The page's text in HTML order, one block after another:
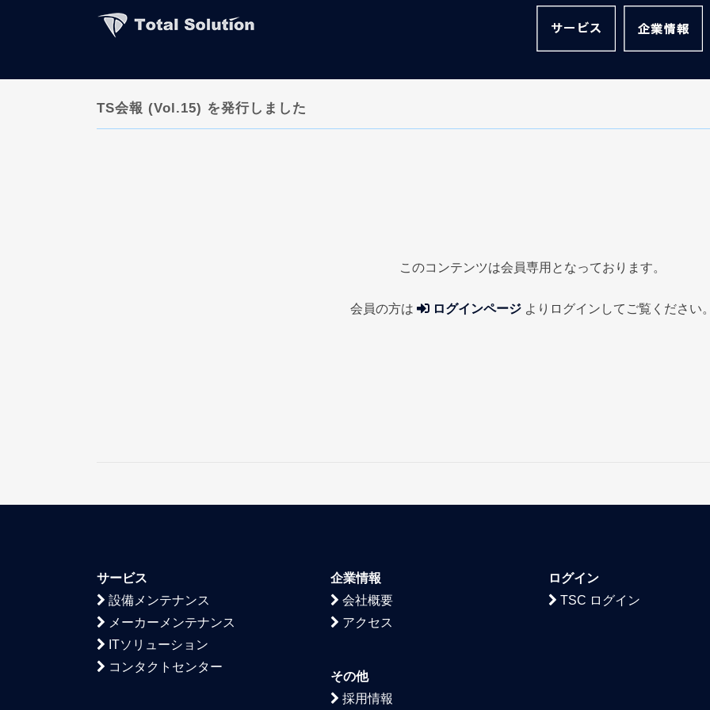
TS会報 (Vol.15) を発行しました
このコンテンツは会員専用となっております。
会員の方は ログインページ より ログインしてご覧ください
サービス
設備メンテナンス
メーカーメンテナンス
ITソリューション
コンタクトセンター
企業情報
会社概要
アクセス
その他
採用情報
ログイン
TSC ログイン